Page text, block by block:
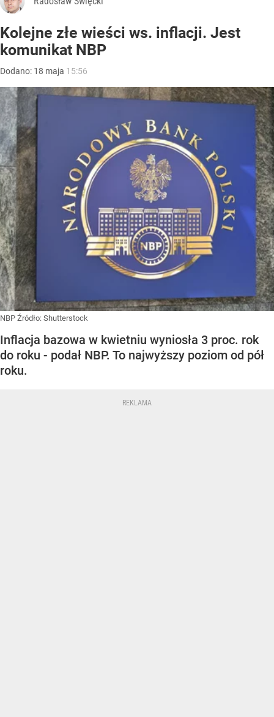
Kolejne złe wieści ws. inflacji. Jest
komunikat NBP
Dodano: 18 maja 15:56
NBP Źródło: Shutterstock
Inflacja bazowa w kwietniu wyniosła 3 proc. rok
do roku - podał NBP. To najwyższy poziom od pół
roku.